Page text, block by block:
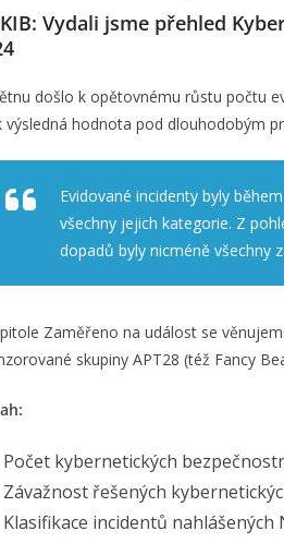
Vydali jsme přehled
došlo k opětovnému růstu počtu
výsledná hodnota pod dlouhodobým
Evidované incidenty byly
všechny jejich kategorie. Z
dopadů byly nicméně všechny
Zaměřeno na událost se
skupiny APT28 (též Fancy
Počet kybernetických
Závažnost řešených
Klasifikace incidentů nahlášených